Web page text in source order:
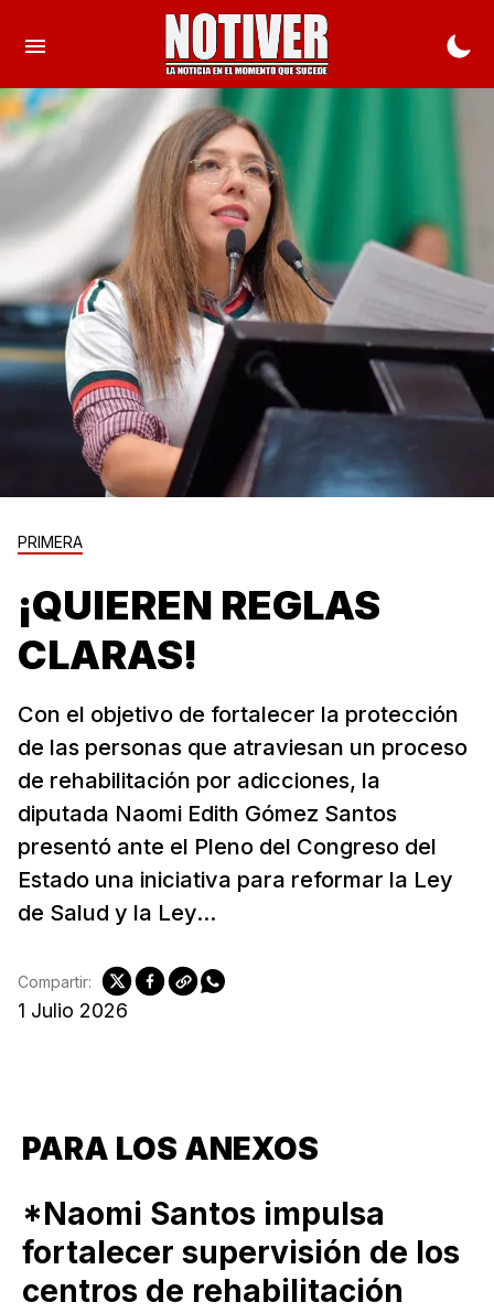
PRIMERA
¡QUIEREN REGLAS
CLARAS!
Con el objetivo de fortalecer la protección
de las personas que atraviesan un proceso
de rehabilitación por adicciones, la
diputada Naomi Edith Gómez Santos
presentó ante el Pleno del Congreso del
Estado una iniciativa para reformar la Ley
de Salud y la Ley...
1 Julio 2026
Compartir:
PARA LOS ANEXOS
*Naomi Santos impulsa
fortalecer supervisión de los
centros de rehabilitación